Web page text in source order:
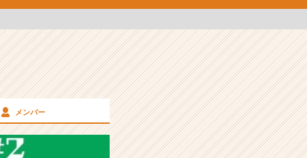
メンバー